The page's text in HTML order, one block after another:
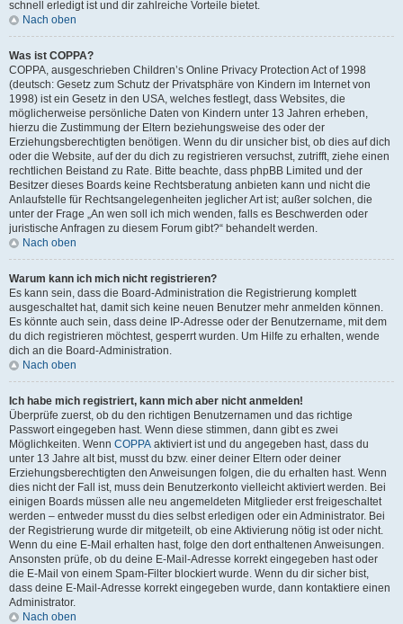
schnell erledigt ist und dir zahlreiche Vorteile bietet.
Nach oben
Was ist COPPA?
COPPA, ausgeschrieben Children’s Online Privacy Protection Act of 1998
(deutsch: Gesetz zum Schutz der Privatsphäre von Kindern im Internet von
1998) ist ein Gesetz in den USA, welches festlegt, dass Websites, die
möglicherweise persönliche Daten von Kindern unter 13 Jahren erheben,
hierzu die Zustimmung der Eltern beziehungsweise des oder der
Erziehungsberechtigten benötigen. Wenn du dir unsicher bist, ob dies auf dich
oder die Website, auf der du dich zu registrieren versuchst, zutrifft, ziehe einen
rechtlichen Beistand zu Rate. Bitte beachte, dass phpBB Limited und der
Besitzer dieses Boards keine Rechtsberatung anbieten kann und nicht die
Anlaufstelle für Rechtsangelegenheiten jeglicher Art ist; außer solchen, die
unter der Frage „An wen soll ich mich wenden, falls es Beschwerden oder
juristische Anfragen zu diesem Forum gibt?“ behandelt werden.
Nach oben
Warum kann ich mich nicht registrieren?
Es kann sein, dass die Board-Administration die Registrierung komplett
ausgeschaltet hat, damit sich keine neuen Benutzer mehr anmelden können.
Es könnte auch sein, dass deine IP-Adresse oder der Benutzername, mit dem
du dich registrieren möchtest, gesperrt wurden. Um Hilfe zu erhalten, wende
dich an die Board-Administration.
Nach oben
Ich habe mich registriert, kann mich aber nicht anmelden!
Überprüfe zuerst, ob du den richtigen Benutzernamen und das richtige
Passwort eingegeben hast. Wenn diese stimmen, dann gibt es zwei
Möglichkeiten. Wenn COPPA aktiviert ist und du angegeben hast, dass du
unter 13 Jahre alt bist, musst du bzw. einer deiner Eltern oder deiner
Erziehungsberechtigten den Anweisungen folgen, die du erhalten hast. Wenn
dies nicht der Fall ist, muss dein Benutzerkonto vielleicht aktiviert werden. Bei
einigen Boards müssen alle neu angemeldeten Mitglieder erst freigeschaltet
werden – entweder musst du dies selbst erledigen oder ein Administrator. Bei
der Registrierung wurde dir mitgeteilt, ob eine Aktivierung nötig ist oder nicht.
Wenn du eine E-Mail erhalten hast, folge den dort enthaltenen Anweisungen.
Ansonsten prüfe, ob du deine E-Mail-Adresse korrekt eingegeben hast oder
die E-Mail von einem Spam-Filter blockiert wurde. Wenn du dir sicher bist,
dass deine E-Mail-Adresse korrekt eingegeben wurde, dann kontaktiere einen
Administrator.
Nach oben